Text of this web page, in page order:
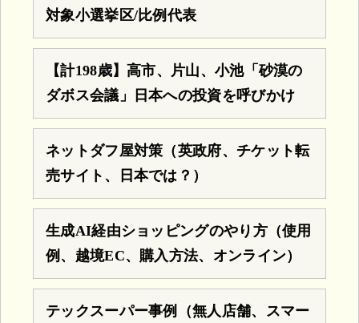
対象小選挙区/比例代表
【計198歳】高市、片山、小池「砂漠の
ダボス会議」日本への投資を呼びかけ
ネットダフ屋対策（英政府、チケット転
売サイト、日本では？）
生成AI経由ショッピングのやり方（使用
例、越境EC、購入方法、オンライン）
テックスーパー事例（無人店舗、スマー